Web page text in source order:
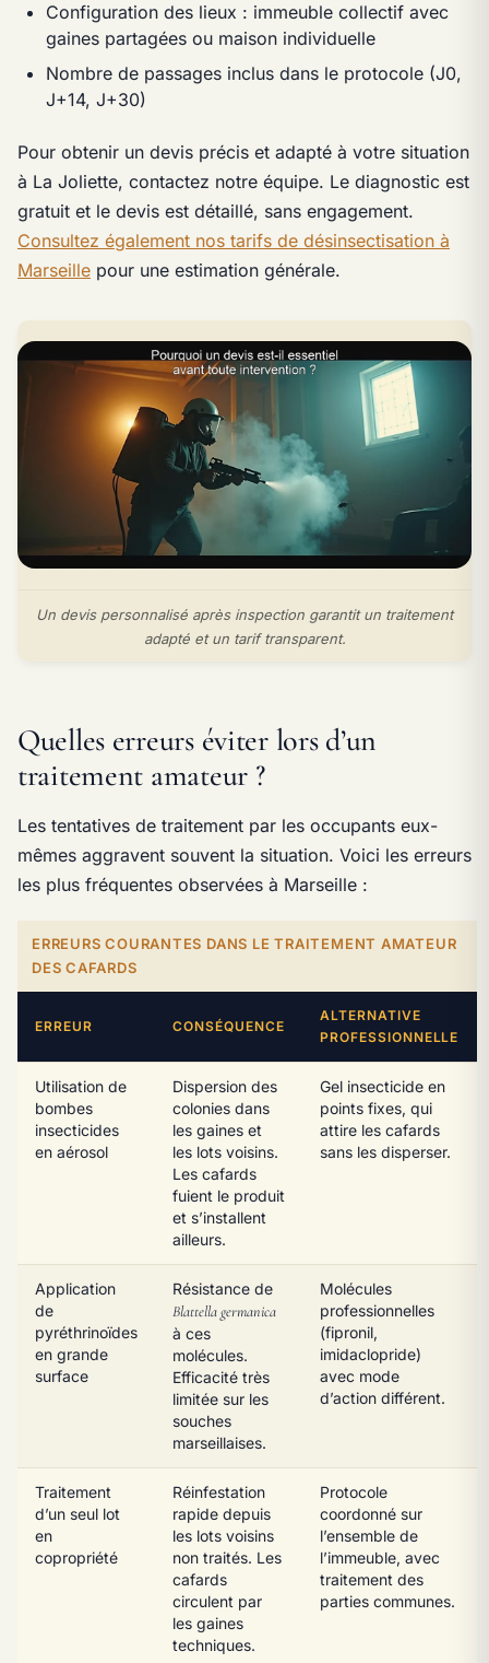
Configuration des lieux : immeuble collectif avec
gaines partagées ou maison individuelle
Nombre de passages inclus dans le protocole (J0,
J+14, J+30)
Pour obtenir un devis précis et adapté à votre situation
à La Joliette, contactez notre équipe. Le diagnostic est
gratuit et le devis est détaillé, sans engagement.
Consultez également nos tarifs de désinsectisation à
Marseille pour une estimation générale.
Un devis personnalisé après inspection garantit un traitement
adapté et un tarif transparent.
Quelles erreurs éviter lors d’un
traitement amateur ?
Les tentatives de traitement par les occupants eux-
mêmes aggravent souvent la situation. Voici les erreurs
les plus fréquentes observées à Marseille :
ERREURS COURANTES DANS LE TRAITEMENT AMATEUR
DES CAFARDS
ERREUR CONSÉQUENCE
ALTERNATIVE
PROFESSIONNELLE
Utilisation de
bombes
insecticides
en aérosol
Dispersion des
colonies dans
les gaines et
les lots voisins.
Les cafards
fuient le produit
et s’installent
ailleurs.
Gel insecticide en
points fixes, qui
attire les cafards
sans les disperser.
Application
de
pyréthrinoïdes
en grande
surface
Résistance de
Blattella germanica
à ces
molécules.
Efficacité très
limitée sur les
souches
marseillaises.
Molécules
professionnelles
(fipronil,
imidaclopride)
avec mode
d’action différent.
Traitement
d’un seul lot
en
copropriété
Réinfestation
rapide depuis
les lots voisins
non traités. Les
cafards
circulent par
les gaines
techniques.
Protocole
coordonné sur
l’ensemble de
l’immeuble, avec
traitement des
parties communes.